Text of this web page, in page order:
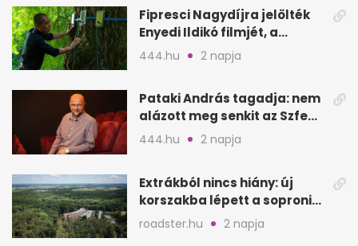
Fipresci Nagydíjra jelölték
Enyedi Ildikó filmjét, a
Csendes barátot
444.hu 2 napja
Pataki András tagadja: nem
alázott meg senkit az Szfe
felvételijén
444.hu 2 napja
Extrákból nincs hiány: új
korszakba lépett a soproni
Fagus Hotel
roadster.hu 2 napja